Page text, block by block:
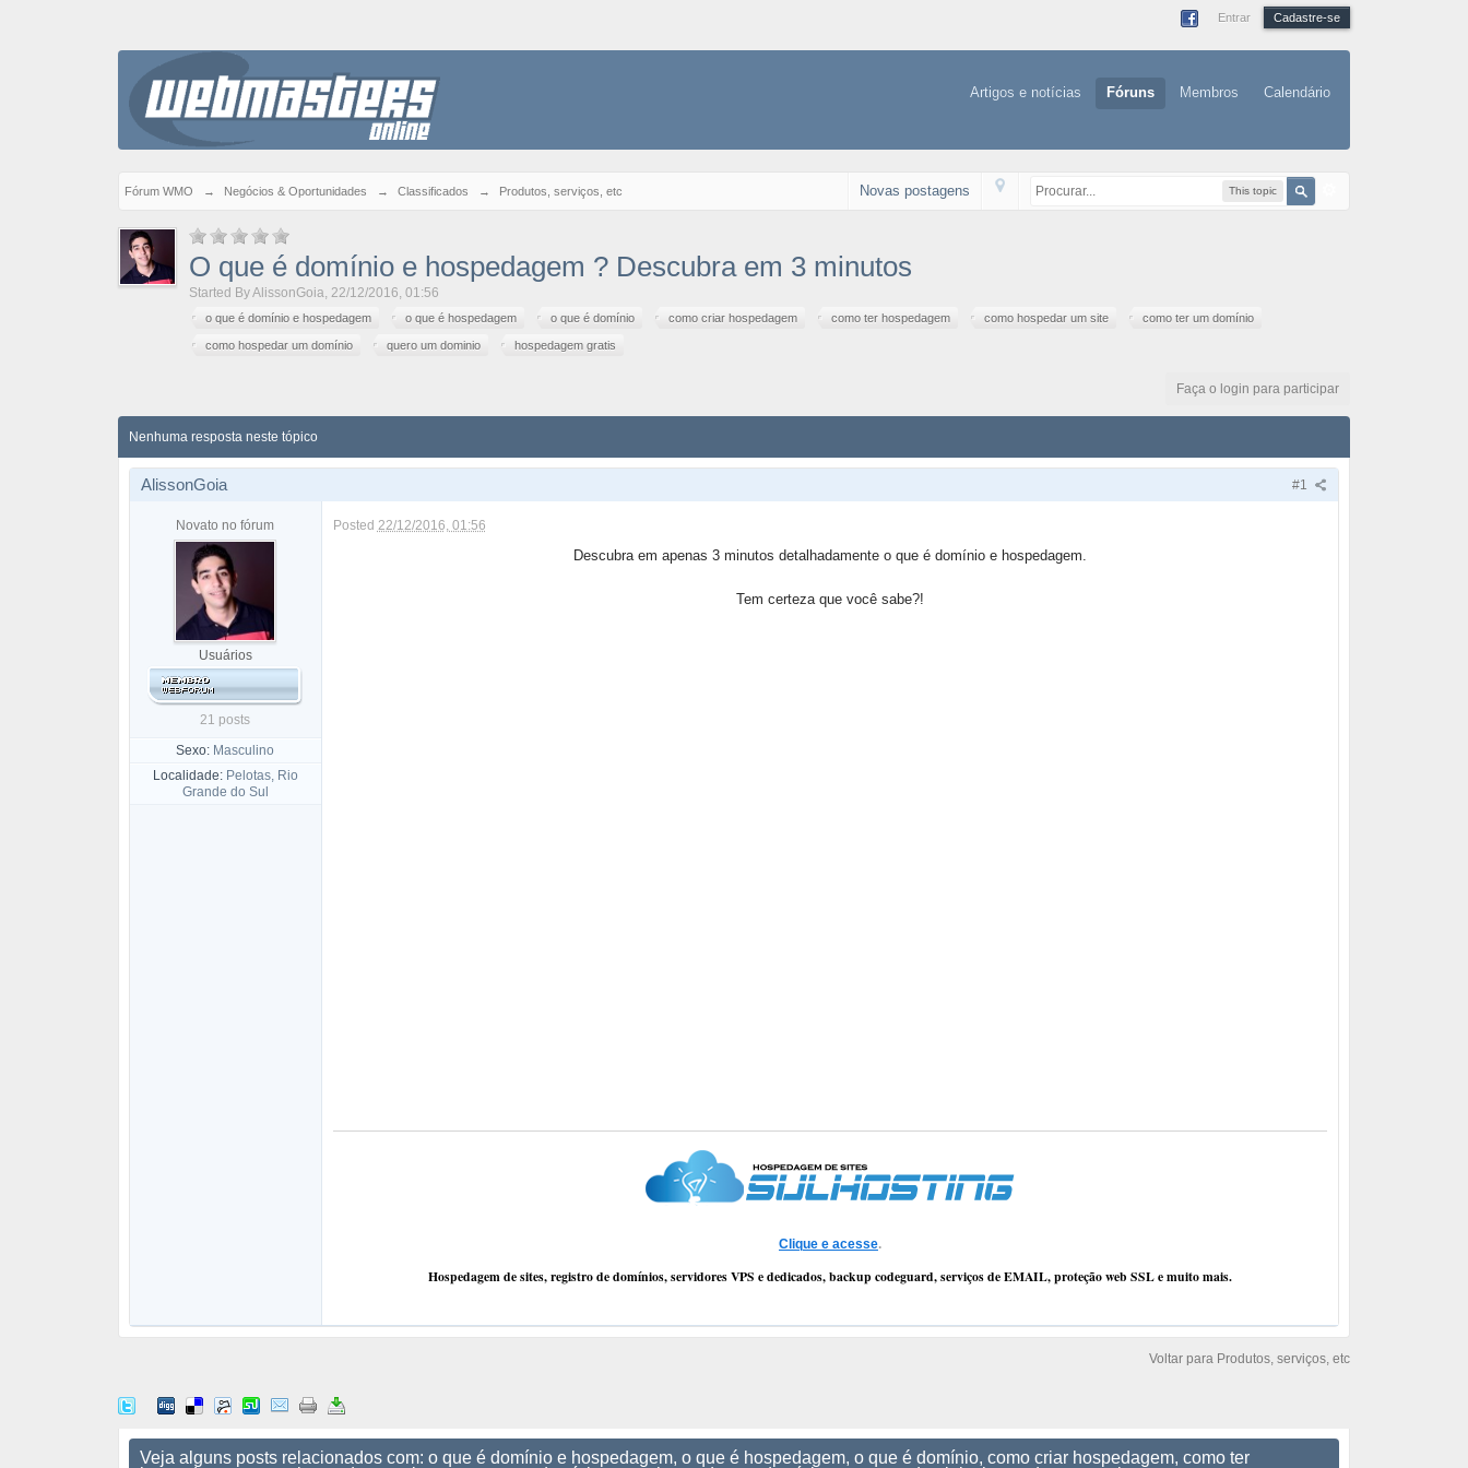
Entrar Cadastre-se
Artigos e notícias Fóruns Membros Calendário
Fórum WMO → Negócios & Oportunidades → Classificados → Produtos, serviços, etc This topic
Novas postagens
O que é domínio e hospedagem ? Descubra em 3 minutos
Started ByAlissonGoia, 22/12/2016, 01:56
o que é domínio e hospedagem o que é hospedagem o que é domínio como criar hospedagem como ter hospedagem como hospedar um site como ter um domínio
como hospedar um domínio quero um dominio hospedagem gratis
Faça o login para participar
Nenhuma resposta neste tópico
#1
AlissonGoia
Novato no fórum
Usuários
21 posts
Sexo: Masculino
Localidade: Pelotas, Rio
Grande do Sul
Posted 22/12/2016, 01:56
Descubra em apenas 3 minutos detalhadamente o que é domínio e hospedagem.
Tem certeza que você sabe?!
Clique e acesse.
Hospedagem de sites, registro de domínios, servidores VPS e dedicados, backup codeguard, serviços de EMAIL, proteção web SSL e muito mais.
Voltar para Produtos, serviços, etc
Veja alguns posts relacionados com: o que é domínio e hospedagem, o que é hospedagem, o que é domínio, como criar hospedagem, como ter